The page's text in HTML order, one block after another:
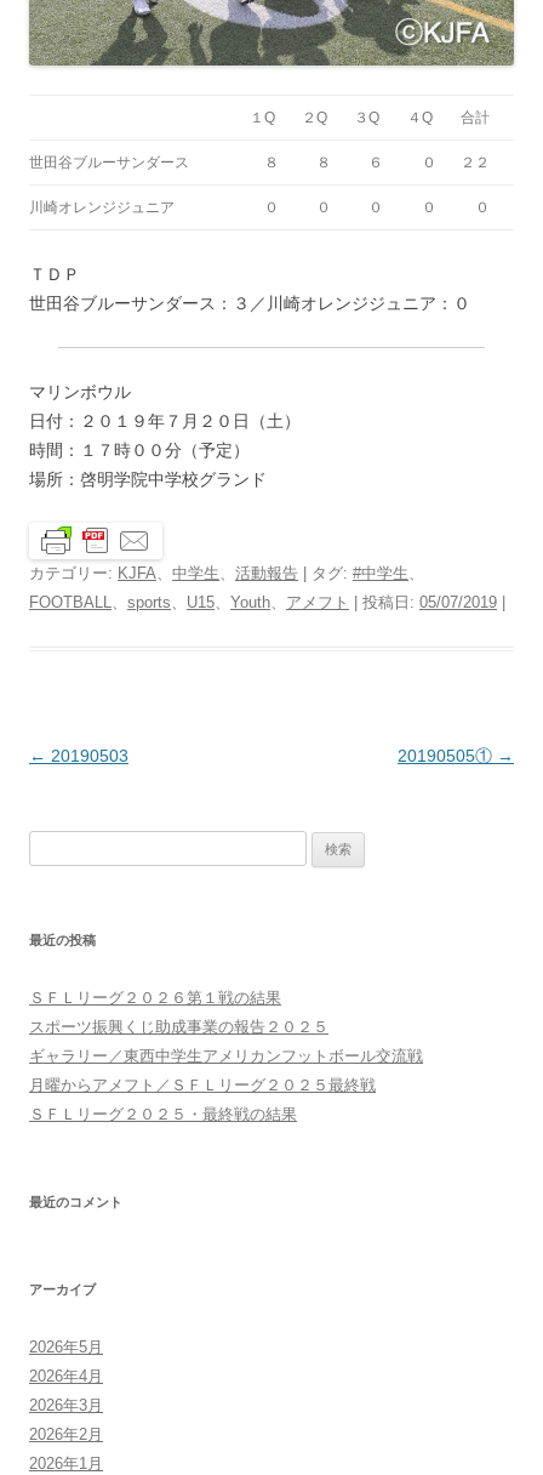
１Q ２Q ３Q ４Q 合計
世田谷ブルーサンダース ８ ８ ６ ０ ２２
川崎オレンジジュニア ０ ０ ０ ０ ０
ＴＤＰ
世田谷ブルーサンダース：３／川崎オレンジジュニア：０
マリンボウル
日付：２０１９年７月２０日（土）
時間：１７時００分（予定）
場所：啓明学院中学校グランド
カテゴリー: KJFA、 中学生、 活動報告 | タグ: #中学生、
FOOTBALL、 sports、 U15、 Youth、 アメフト | 投稿日: 05/07/2019
投
ョ
ン
← 20190503 20190505① →
最近の投稿
ＳＦＬリーグ２０２６第１戦の結果
スポーツ振興くじ助成事業の報告２０２５
ギャラリー／東西中学生アメリカンフットボール交流戦
月曜からアメフト／ＳＦＬリーグ２０２５最終戦
ＳＦＬリーグ２０２５・最終戦の結果
最近のコメント
アーカイブ
2026年5月
2026年4月
2026年3月
2026年2月
2026年1月